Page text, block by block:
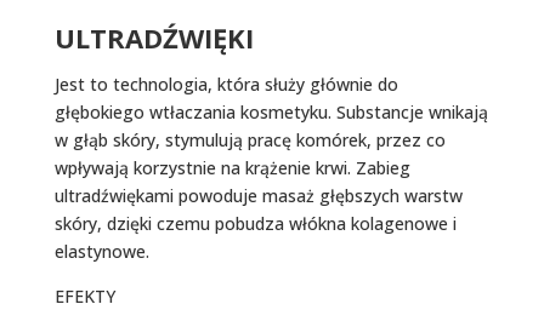
ULTRADŹWIĘKI
Jest to technologia, która służy głównie do
głębokiego wtłaczania kosmetyku. Substancje wnikają
w głąb skóry, stymulują pracę komórek, przez co
wpływają korzystnie na krążenie krwi. Zabieg
ultradźwiękami powoduje masaż głębszych warstw
skóry, dzięki czemu pobudza włókna kolagenowe i
elastynowe.
EFEKTY